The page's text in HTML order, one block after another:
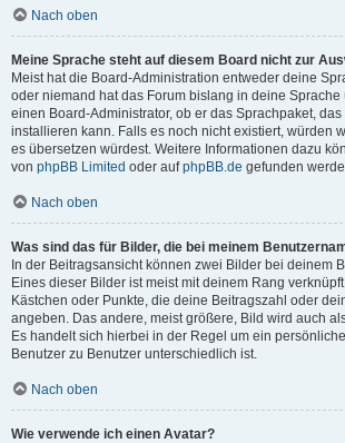
Nach oben
Meine Sprache steht auf diesem Board nicht zur
Meist hat die Board-Administration entweder deine
oder niemand hat das Forum bislang in deine Sprache
einen Board-Administrator, ob er das Sprachpaket,
installieren kann. Falls es noch nicht existiert, würden
es übersetzen würdest. Weitere Informationen dazu
von phpBB Limited oder aufphpBB.de gefunden
Nach oben
Was sind das für Bilder, die bei meinem
In der Beitragsansicht können zwei Bilder bei deinem
Eines dieser Bilder ist meist mit deinem Rang
Kästchen oder Punkte, die deine Beitragszahl oder
angeben. Das andere, meist größere, Bild wird auch
Es handelt sich hierbei in der Regel um ein
Benutzer zu Benutzer unterschiedlich ist.
Nach oben
Wie verwende ich einen Avatar?